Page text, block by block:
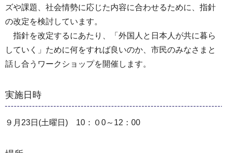
ズや課題、社会情勢に応じた内容に合わせるために、指針
の改定を検討しています。
指針を改定するにあたり、「外国人と日本人が共に暮ら
していく」ために何をすれば良いのか、市民のみなさまと
話し合うワークショップを開催します。
実施日時
９月23日(土曜日) 10：０0～12：00